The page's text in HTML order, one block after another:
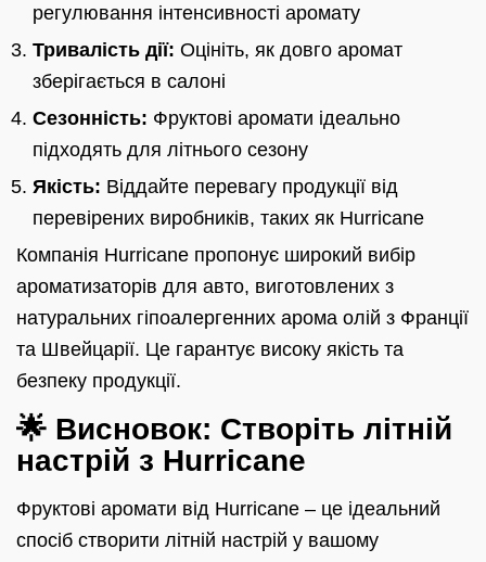
регулювання інтенсивності аромату
Тривалість дії: Оцініть, як довго аромат
зберігається в салоні
Сезонність: Фруктові аромати ідеально
підходять для літнього сезону
Якість: Віддайте перевагу продукції від
перевірених виробників, таких як Hurricane
Компанія Hurricane пропонує широкий вибір
ароматизаторів для авто, виготовлених з
натуральних гіпоалергенних арома олій з Франції
та Швейцарії. Це гарантує високу якість та
безпеку продукції.
🌟 Висновок: Створіть літній
настрій з Hurricane
Фруктові аромати від Hurricane – це ідеальний
спосіб створити літній настрій у вашому